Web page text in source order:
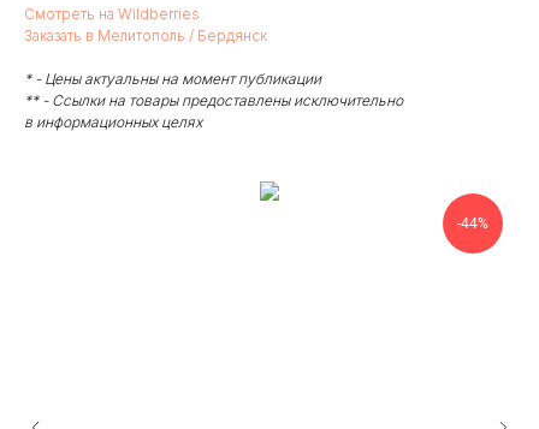
Смотреть на Wildberries
Заказать в Мелитополь / Бердянск
* - Цены актуальны на момент публикации
** - Ссылки на товары предоставлены исключительно
в информационных целях
-44%